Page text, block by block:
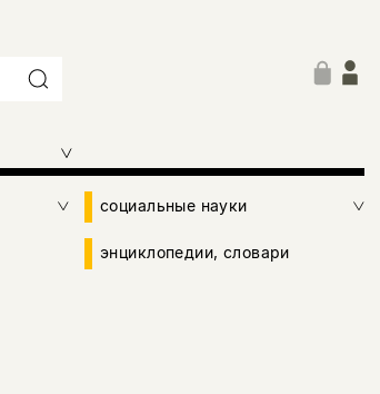
социальные науки
энциклопедии, словари